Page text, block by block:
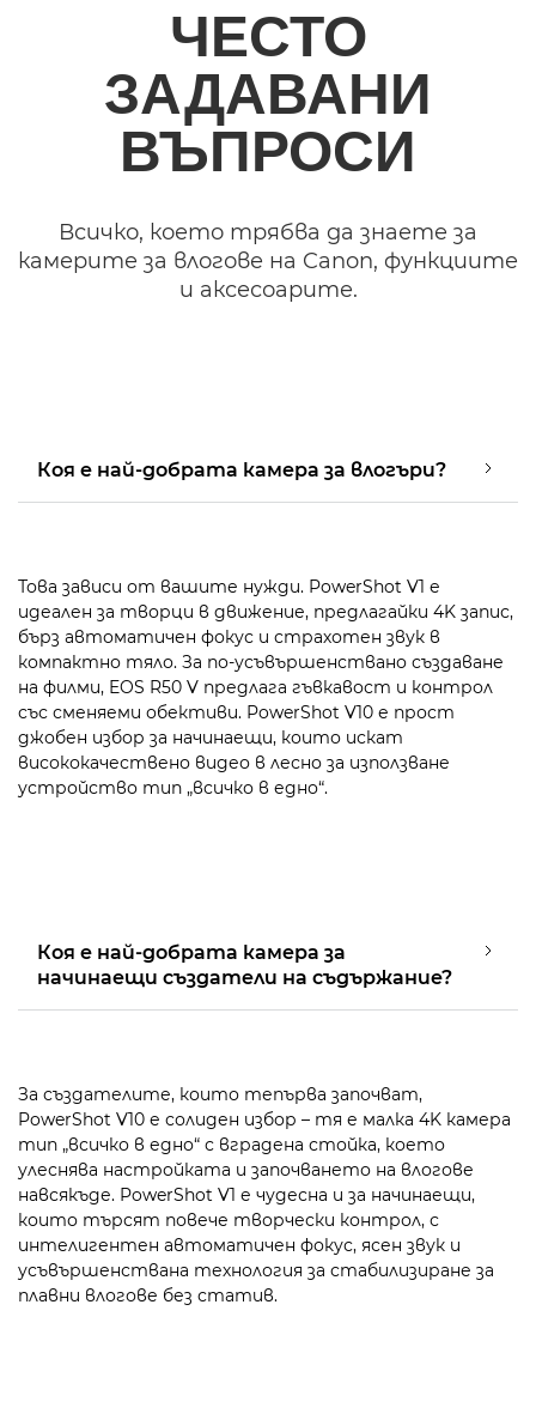
ЧЕСТО
ЗАДАВАНИ
ВЪПРОСИ
Всичко, което трябва да знаете за
камерите за влогове на Canon, функциите
и аксесоарите.
Коя е най-добрата камера за влогъри?
Това зависи от вашите нужди. PowerShot V1 е
идеален за творци в движение, предлагайки 4K запис,
бърз автоматичен фокус и страхотен звук в
компактно тяло. За по-усъвършенствано създаване
на филми, EOS R50 V предлага гъвкавост и контрол
със сменяеми обективи. PowerShot V10 е прост
джобен избор за начинаещи, които искат
висококачествено видео в лесно за използване
устройство тип „всичко в едно“.
Коя е най-добрата камера за
начинаещи създатели на съдържание?
За създателите, които тепърва започват,
PowerShot V10 е солиден избор – тя е малка 4K камера
тип „всичко в едно“ с вградена стойка, което
улеснява настройката и започването на влогове
навсякъде. PowerShot V1 е чудесна и за начинаещи,
които търсят повече творчески контрол, с
интелигентен автоматичен фокус, ясен звук и
усъвършенствана технология за стабилизиране за
плавни влогове без статив.